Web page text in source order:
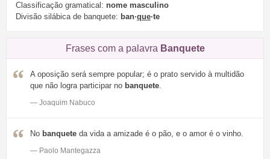
Classificação gramatical: nome masculino
Divisão silábica de banquete: ban·que·te
Frases com a palavra Banquete
A oposição será sempre popular; é o prato servido à multidão
que não logra participar no banquete.
— Joaquim Nabuco
No banquete da vida a amizade é o pão, e o amor é o vinho.
— Paolo Mantegazza